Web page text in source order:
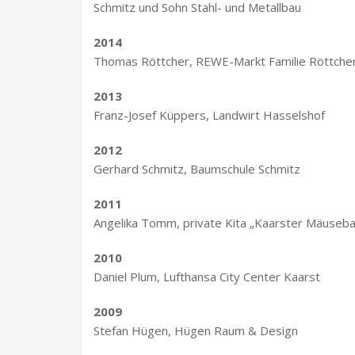
Schmitz und Sohn Stahl- und Metallbau
2014
Thomas Röttcher, REWE-Markt Familie
2013
Franz-Josef Küppers, Landwirt Hasselshof
2012
Gerhard Schmitz, Baumschule Schmitz
2011
Angelika Tomm, private Kita „Kaarster
2010
Daniel Plum, Lufthansa City Center Kaarst
2009
Stefan Hügen, Hügen Raum & Design